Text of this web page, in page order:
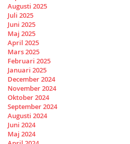
Augusti 2025
Juli 2025
Juni 2025
Maj 2025
April 2025
Mars 2025
Februari 2025
Januari 2025
December 2024
November 2024
Oktober 2024
September 2024
Augusti 2024
Juni 2024
Maj 2024